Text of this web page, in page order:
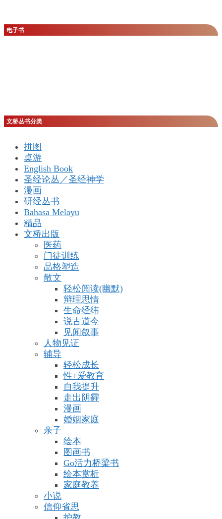
RM30.00。
RM66.00。
格
为：
电子书
文桥丛书分类
拼图
桌游
English Book
圣经论丛／圣经神学
漫画
研经丛书
Bahasa Melayu
精品
文桥出版
医药
门徒训练
品格塑造
散文
轻松阅读(幽默)
辩理思情
生命经纬
说古道今
见闻叙事
人物见证
辅导
轻松成长
性+爱教育
自我提升
走出阴霾
漫画
婚姻家庭
亲子
绘本
图画书
Go活力桥梁书
绘本赏析
家庭教养
小说
信仰省思